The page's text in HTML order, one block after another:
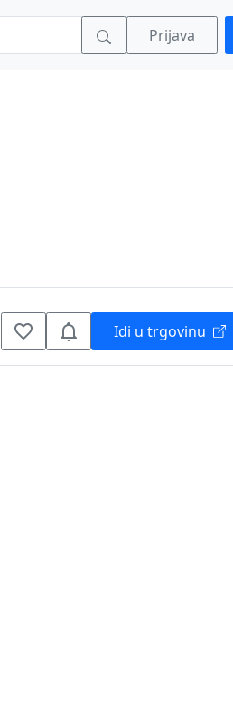
Prijava
Idi u trgovinu